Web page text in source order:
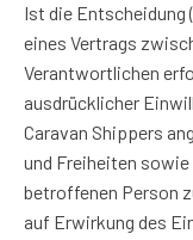
Ist die Entscheidung
eines Vertrags
Verantwortlichen
ausdrücklicher
Caravan Shippers
und Freiheiten
betroffenen Person
auf Erwirkung des